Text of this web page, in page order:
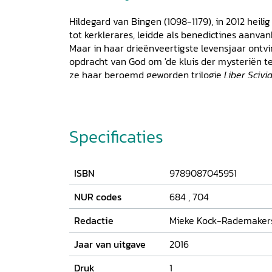
Hildegard van Bingen (1098-1179), in 2012
tot kerklerares, leidde als benedictines
Maar in haar drieënveertigste levensjaar
opdracht van God om 'de kluis der mysteriën
ze haar beroemd geworden trilogie Liber
Jeruzalem. Naast de Latijnse tekst is een
nader in op de lectio divina. De toelichting bij
lezer om de samenhang van woord, klank,
Testament. Het tweede deel laat zien hoe de
verlost door Christus' menswording, wordt
derde en laatste deel bereikt de ziel, gesteund
goddelijke strijdkrachten, haar uiteindelijke
magistrale sluitstuk vanLiber Sciviasen
diepere betekenis. In het derde deel is ook
mysteriespelOrdo Virtutum
Specificaties
ISBN
9789087045951
NUR codes
684 ,704
Redactie
Mieke Kock-
Jaar van uitgave
2016
Druk
1